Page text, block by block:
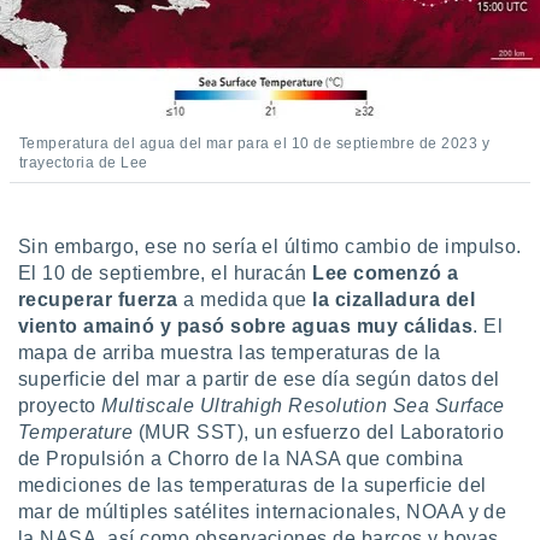
utilizar
uso de
medir el
la
de
o a través
de
de
de
uso de
con el
Temperatura del agua del mar para el 10 de septiembre de 2023 y
trayectoria de Lee
Sin embargo, ese no sería el último cambio de impulso.
El 10 de septiembre, el huracán Lee comenzó a
recuperar fuerzaa medida que la cizalladura del
viento amainó y pasó sobre aguas muy cálidas. El
mapa de arriba muestra las temperaturas de la
superficie del mar a partir de ese día según datos del
proyectoMultiscale Ultrahigh Resolution Sea Surface
Temperature (MUR SST), un esfuerzo del Laboratorio
de Propulsión a Chorro de la NASA que combina
mediciones de las temperaturas de la superficie del
mar de múltiples satélites internacionales, NOAA y de